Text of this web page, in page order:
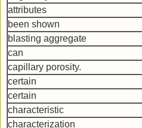
attributes
been shown
blasting aggregate
can
capillary porosity.
certain
certain
characteristic
characterization